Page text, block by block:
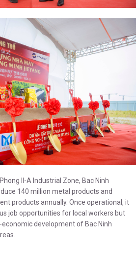
II-A Industrial Zone, Bac Ninh
140 million metal products and
products annually. Once operational, it
job opportunities for local workers but
development of Bac Ninh